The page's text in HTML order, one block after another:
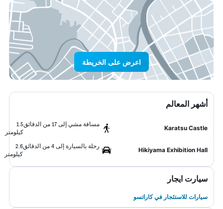
اعرض على الخريطة
أشهر المعالم
Karatsu Castle
مسافة مشي إلى 17 من الدقائق
1.5
كيلومتر
Hikiyama Exhibition Hall
رحلة بالسيارة إلى 4 من الدقائق
2.6
كيلومتر
سيارت ايجار
سيارات للاستئجار في كاراتسو